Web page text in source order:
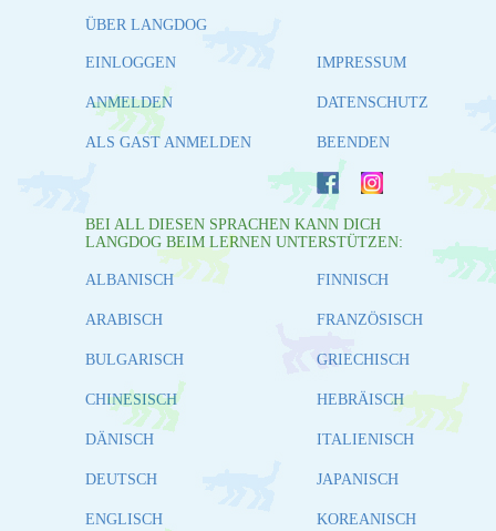
ÜBER LANGDOG
EINLOGGEN
ANMELDEN
ALS GAST ANMELDEN
IMPRESSUM
DATENSCHUTZ
BEENDEN
BEI ALL DIESEN SPRACHEN KANN DICH
LANGDOG BEIM LERNEN UNTERSTÜTZEN:
ALBANISCH
ARABISCH
BULGARISCH
CHINESISCH
DÄNISCH
DEUTSCH
ENGLISCH
FINNISCH
FRANZÖSISCH
GRIECHISCH
HEBRÄISCH
ITALIENISCH
JAPANISCH
KOREANISCH